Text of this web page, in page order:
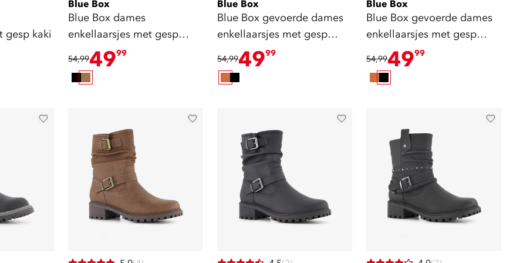
gesp kaki
Blue Box
Blue Box dames
enkellaarsjes met gesp
cognac
54,994999
Blue Box
Blue Box gevoerde dames
enkellaarsjes met gesp
cognac
54,994999
Blue Box
Blue Box gevoerde dames
enkellaarsjes met gesp
54,994999